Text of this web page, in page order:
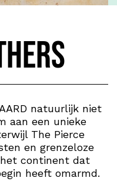
natuurlijk niet
aan een unieke
The Pierce
en grenzeloze
continent dat
heeft omarmd.